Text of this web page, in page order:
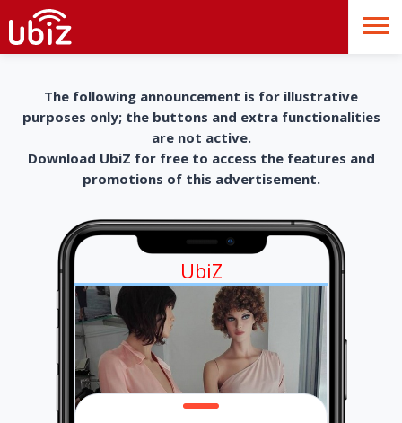
The following announcement is for illustrative
purposes only; the buttons and extra functionalities
are not active.
Download UbiZ for free to access the features and
promotions of this advertisement.
UbiZ